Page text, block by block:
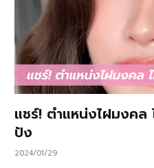
แชร์! ตำแหน่งไฝมงคล
ปัง
2024/01/29